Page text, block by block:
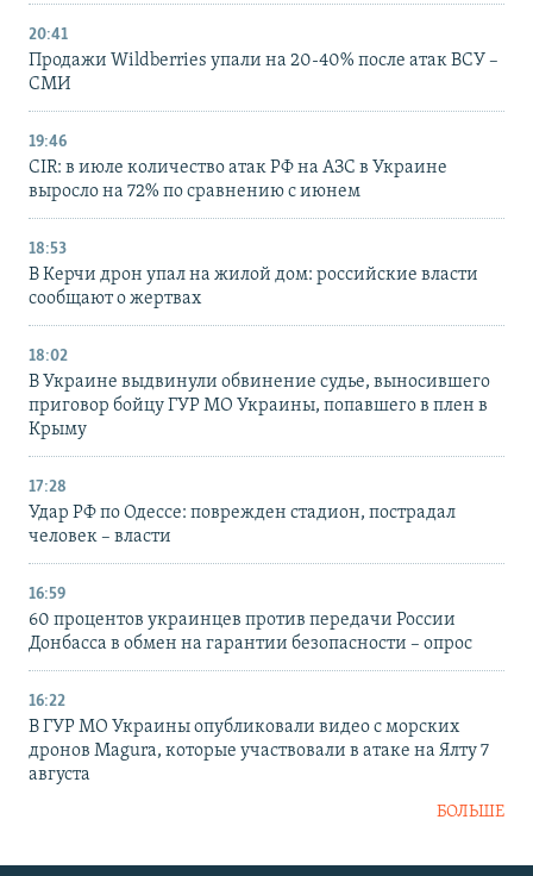
20:41
Продажи Wildberries упали на 20-40% после атак ВСУ –
СМИ
19:46
CIR: в июле количество атак РФ на АЗС в Украине
выросло на 72% по сравнению с июнем
18:53
В Керчи дрон упал на жилой дом: российские власти
сообщают о жертвах
18:02
В Украине выдвинули обвинение судье, выносившего
приговор бойцу ГУР МО Украины, попавшего в плен в
Крыму
17:28
Удар РФ по Одессе: поврежден стадион, пострадал
человек – власти
16:59
60 процентов украинцев против передачи России
Донбасса в обмен на гарантии безопасности – опрос
16:22
В ГУР МО Украины опубликовали видео с морских
дронов Magura, которые участвовали в атаке на Ялту 7
августа
БОЛЬШЕ